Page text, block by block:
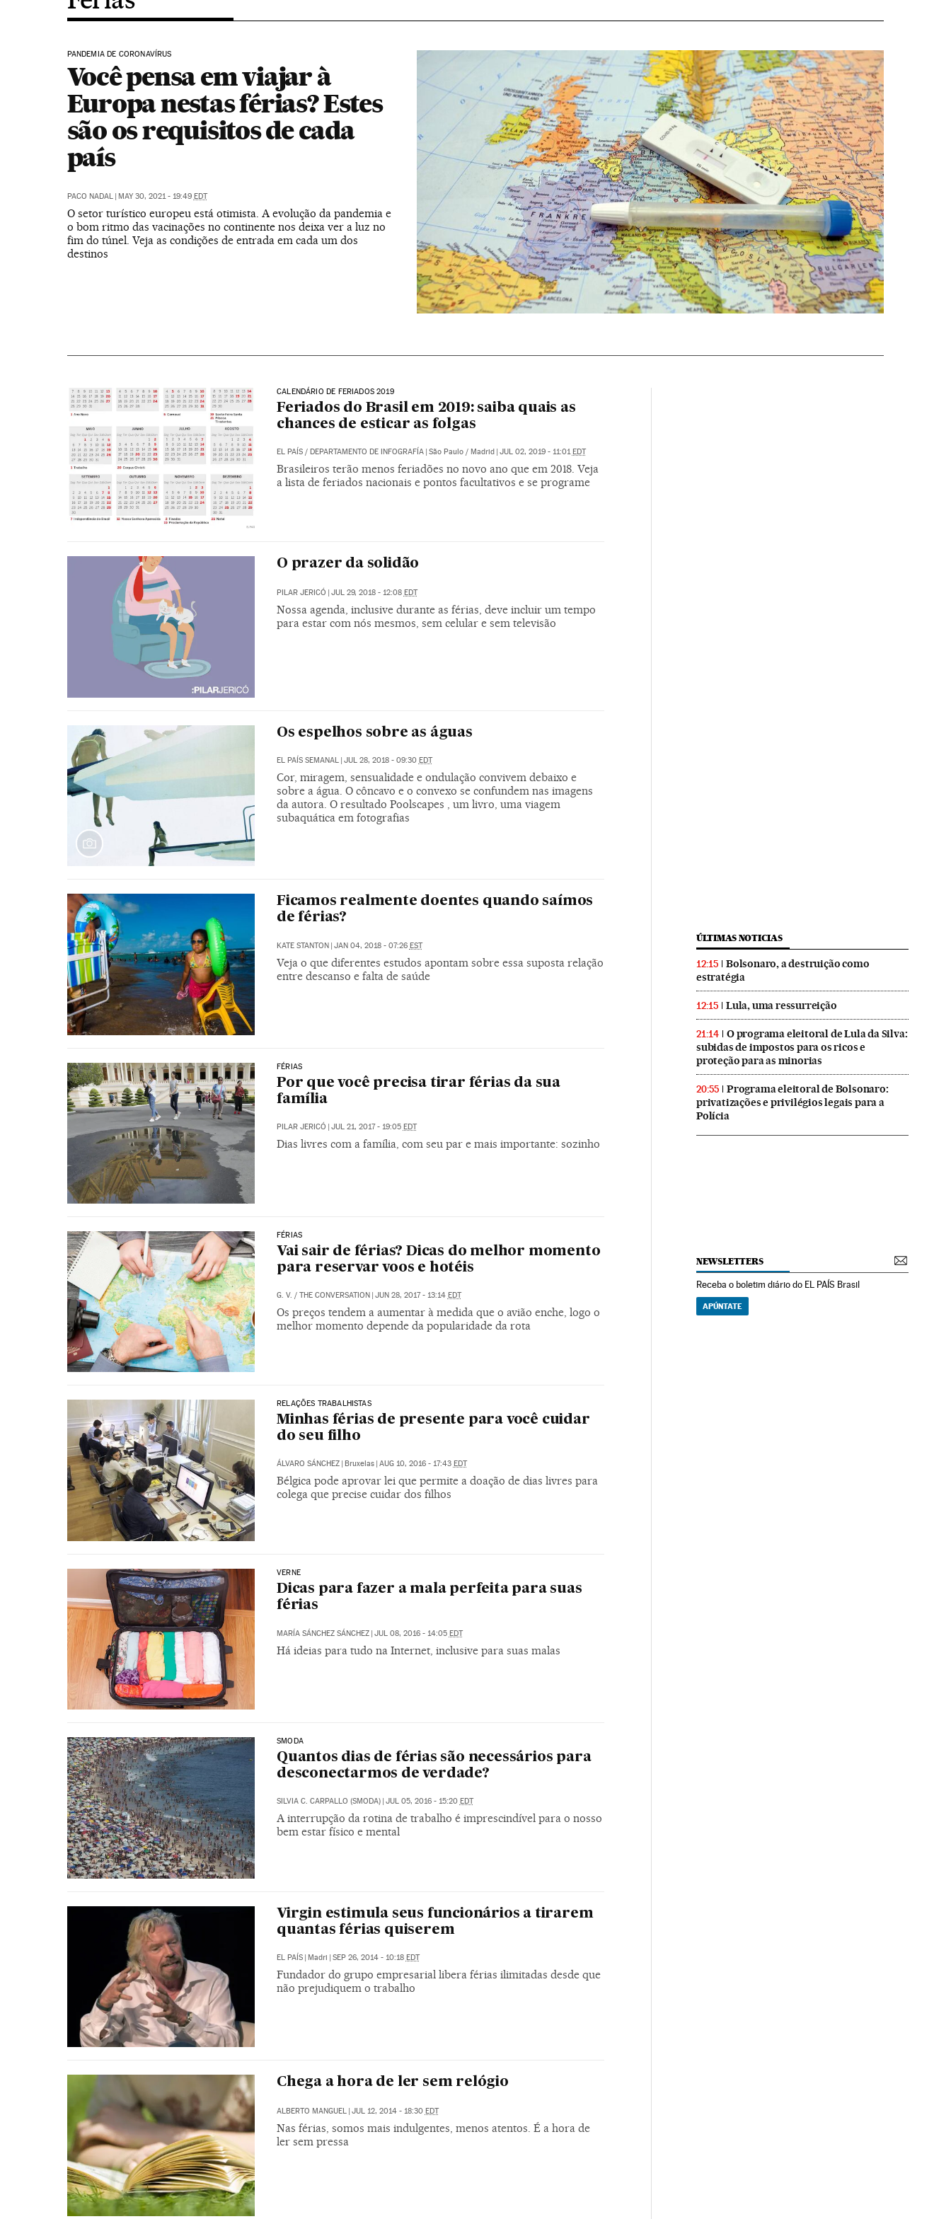
PANDEMIA DE CORONAVÍRUS
Você pensa em viajar à
Europa nestas férias? Estes
são os requisitos de cada
país
PACO NADAL | MAY 30, 2021 - 19:49 EDT
O setor turístico europeu está otimista. A evolução da pandemia e
o bom ritmo das vacinações no continente nos deixa ver a luz no
fim do túnel. Veja as condições de entrada em cada um dos
destinos
CALENDÁRIO DE FERIADOS 2019
Feriados do Brasil em 2019: saiba quais as
chances de esticar as folgas
EL PAÍS/ DEPARTAMENTO DE INFOGRAFÍA | São Paulo / Madrid | JUL 02, 2019 - 11:01EDT
Brasileiros terão menos feriadões no novo ano que em 2018. Veja
a lista de feriados nacionais e pontos facultativos e se programe
O prazer da solidão
PILAR JERICÓ JUL 29, 2018 - 12:08 EDT
Nossa agenda, inclusive durante as férias, deve incluir um tempo
para estar com nós mesmos, sem celular e sem televisão
Os espelhos sobre as águas
EL PAÍS SEMANAL | JUL 28, 2018 - 09:30 EDT
Cor, miragem, sensualidade e ondulação convivem debaixo e
sobre a água. O côncavo e o convexo se confundem nas imagens
da autora. O resultado Poolscapes , um livro, uma viagem
subaquática em fotografias
Ficamos realmente doentes quando saímos
de férias?
KATE STANTON | JAN 04, 2018 - 07:26 EST
Veja o que diferentes estudos apontam sobre essa suposta relação
entre descanso e falta de saúde
FÉRIAS
Por que você precisa tirar férias da sua
família
PILAR JERICÓ JUL 21, 2017 - 19:05 EDT
Dias livres com a família, com seu par e mais importante: sozinho
FÉRIAS
Vai sair de férias? Dicas do melhor momento
para reservar voos e hotéis
G. V. / THE CONVERSATION | JUN 28, 2017 - 13:14 EDT
Os preços tendem a aumentar à medida que o avião enche, logo o
melhor momento depende da popularidade da rota
RELAÇÕES TRABALHISTAS
Minhas férias de presente para você cuidar
do seu filho
ÁLVARO SÁNCHEZ Bruxelas AUG 10, 2016 - 17:43 EDT
Bélgica pode aprovar lei que permite a doação de dias livres para
colega que precise cuidar dos filhos
VERNE
Dicas para fazer a mala perfeita para suas
férias
MARÍA SÁNCHEZ SÁNCHEZ | JUL 08, 2016 - 14:05 EDT
Há ideias para tudo na Internet, inclusive para suas malas
SMODA
Quantos dias de férias são necessários para
desconectarmos de verdade?
SILVIA C. CARPALLO (SMODA) JUL 05, 2016 - 15:20 EDT
A interrupção da rotina de trabalho é imprescindível para o nosso
bem estar físico e mental
Virgin estimula seus funcionários a tirarem
quantas férias quiserem
EL PAÍS Madri SEP 26, 2014 - 10:18 EDT
Fundador do grupo empresarial libera férias ilimitadas desde que
não prejudiquem o trabalho
Chega a hora de ler sem relógio
ALBERTO MANGUEL | JUL 12, 2014 - 18:30 EDT
Nas férias, somos mais indulgentes, menos atentos. É a hora de
ler sem pressa
ÚLTIMAS NOTICIAS
12:15
Bolsonaro, a destruição como
estratégia
12:15 Lula, uma ressurreição
21:14
O programa eleitoral de Lula da Silva:
subidas de impostos para os ricos e
proteção para as minorias
20:55
Programa eleitoral de Bolsonaro:
privatizações e privilégios legais para a
Polícia
NEWSLETTERS
Receba o boletim diário do EL PAÍS Brasil
APÚNTATE